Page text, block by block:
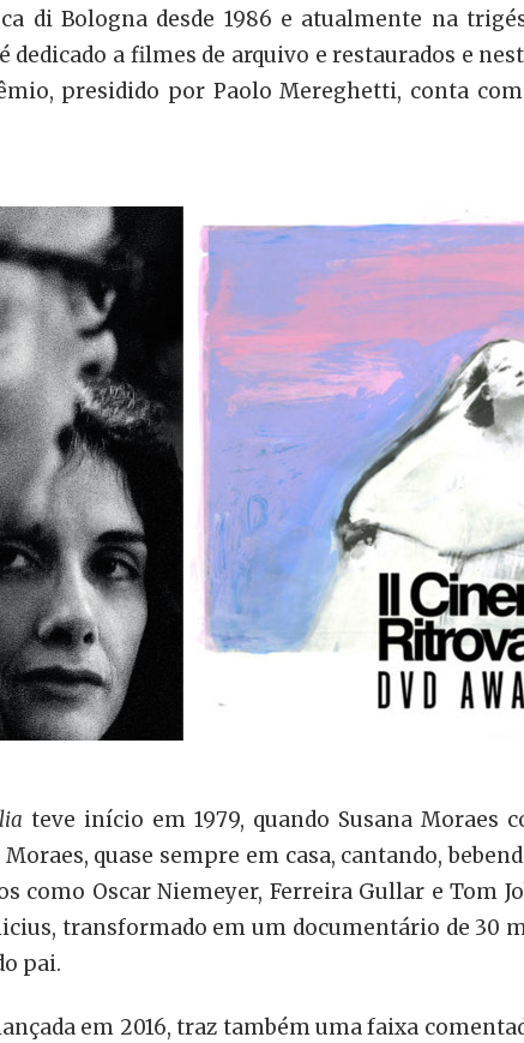
di Bologna desde 1986 e atualmente na
dedicado a filmes de arquivo e restaurados e
presidido por Paolo Mereghetti, conta
teve início em 1979, quando Susana
quase sempre em casa, cantando,
como Oscar Niemeyer, Ferreira Gullar e Tom
transformado em um documentário de 30
pai.
em 2016, traz também uma faixa